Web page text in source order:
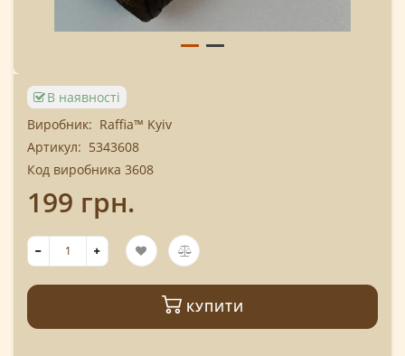
В наявності
Виробник: Raffia™ Kyiv
Артикул: 5343608
Код виробника 3608
199 грн.
КУПИТИ